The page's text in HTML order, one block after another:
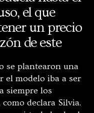
el que
un precio
de este
se plantearon una
el modelo iba a ser
siempre los
declara Silvia.